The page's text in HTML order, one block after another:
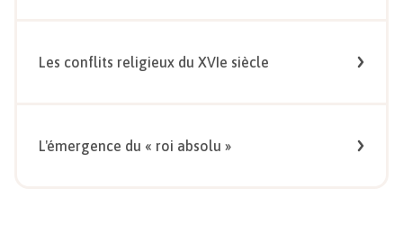
Les conflits religieux du XVIe siècle
L'émergence du « roi absolu »